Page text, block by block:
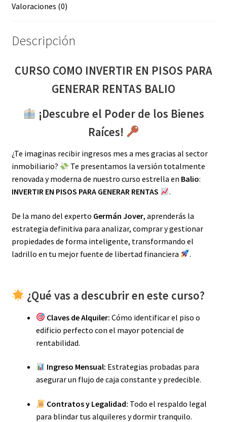
Valoraciones (0)
Descripción
CURSO COMO INVERTIR EN PISOS PARA
GENERAR RENTAS BALIO
¡Descubre el Poder de los Bienes
Raíces!
¿Te imaginas recibir ingresos mes a mes gracias al sector
inmobiliario?
Te presentamos la versión totalmente
renovada y moderna de nuestro curso estrella en Balio:
INVERTIR EN PISOS PARA GENERAR RENTAS
.
De la mano del experto Germán Jover, aprenderás la
estrategia definitiva para analizar, comprar y gestionar
propiedades de forma inteligente, transformando el
ladrillo en tu mejor fuente de libertad financiera
.
¿Qué vas a descubrir en este curso?
Claves de Alquiler: Cómo identificar el piso o
edificio perfecto con el mayor potencial de
rentabilidad.
Ingreso Mensual: Estrategias probadas para
asegurar un flujo de caja constante y predecible.
Contratos y Legalidad: Todo el respaldo legal
para blindar tus alquileres y dormir tranquilo.